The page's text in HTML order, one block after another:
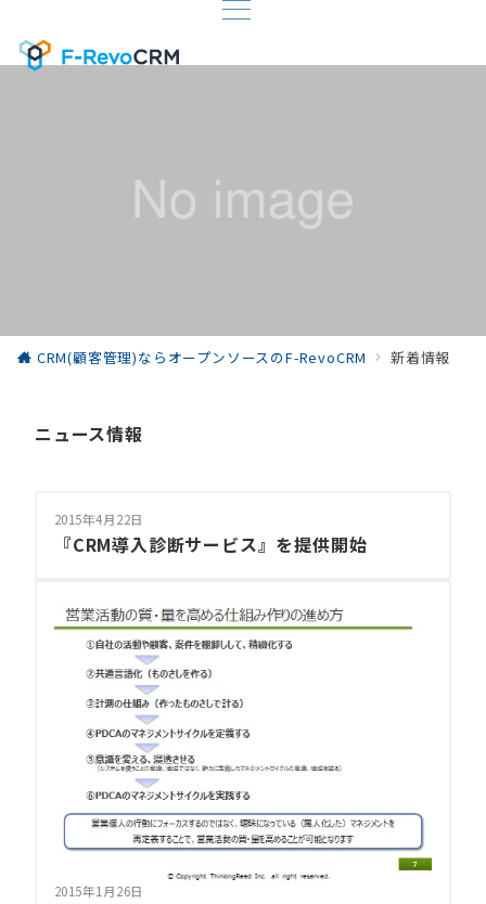
CRM(顧客管理)ならオープンソースのF-RevoCRM 新着情報
ニュース情報
2015年4月22日
『CRM導入診断サービス』を提供開始
2015年1月26日